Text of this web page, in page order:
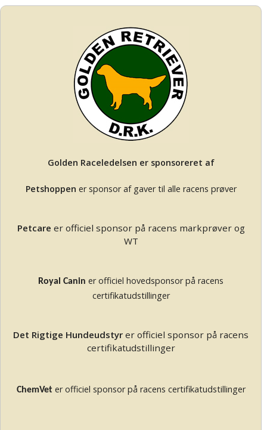
Golden Raceledelsen er sponsoreret af
Petshoppen er sponsor af gaver til alle racens prøver
Petcare er officiel sponsor på racens markprøver og
WT
Royal Caniner officiel hovedsponsor på racens
certifikatudstillinger
Det Rigtige Hundeudstyr er officiel sponsor på racens
certifikatudstillinger
ChemVet er officiel sponsor på racens certifikatudstillinger